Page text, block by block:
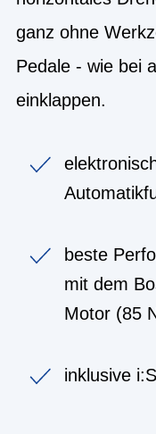
ganz ohne
Pedale - wie bei
einklappen.
beste
mit dem
Motor (85
inklusive